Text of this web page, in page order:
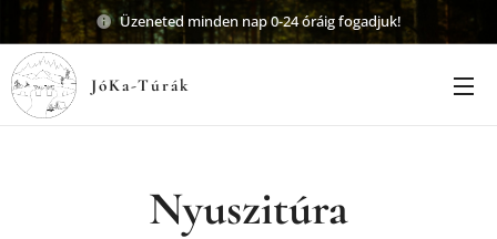
Üzeneted minden nap 0-24 óráig fogadjuk!
JóKa-Túrák
Nyuszitúra